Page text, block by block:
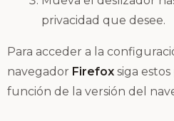
privacidad que desee.
Para acceder a la
navegador Firefox siga
función de la versión del